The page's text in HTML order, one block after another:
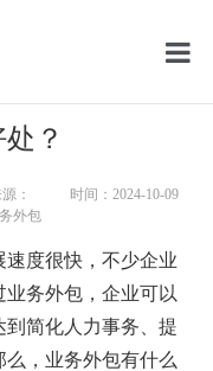
网
？
：
时间：2024-10-09
外包
度很快，不少企业
务外包，企业可以
简化人力事务、提
，业务外包有什么